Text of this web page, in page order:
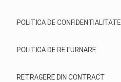
POLITICA DE CONFIDENTIALITATE
POLITICA DE RETURNARE
RETRAGERE DIN CONTRACT